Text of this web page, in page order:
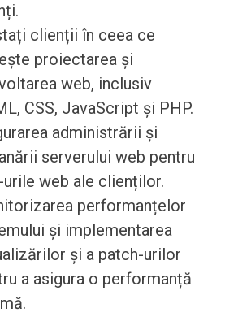
clienții în ceea ce
proiectarea și
web, inclusiv
CSS, JavaScript și PHP.
administrării și
serverului web pentru
web ale clienților.
performanțelor
și implementarea
și a patch-urilor
a asigura o performanță